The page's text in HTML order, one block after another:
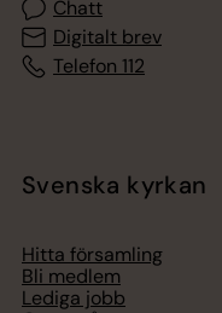
Chatt
Digitalt brev
Telefon 112
Svenska kyrkan
Hitta församling
Bli medlem
Lediga jobb